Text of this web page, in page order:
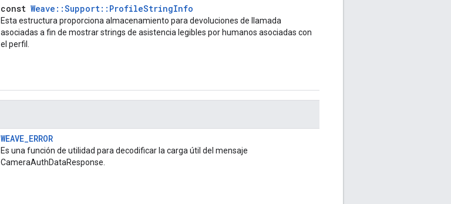
const Weave::Support::ProfileStringInfo
Esta estructura proporciona almacenamiento para devoluciones de llamada
asociadas a fin de mostrar strings de asistencia legibles por humanos asociadas con
el perfil.
WEAVE_ERROR
Es una función de utilidad para decodificar la carga útil del mensaje
CameraAuthDataResponse.